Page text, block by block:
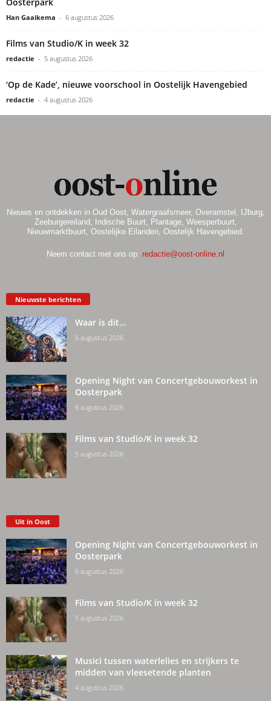
Han Gaaikema - 6 augustus 2026
Films van Studio/K in week 32
redactie - 5 augustus 2026
‘Op de Kade’, nieuwe voorschool in Oostelijk Havengebied
redactie - 4 augustus 2026
Nieuws en ontdekken in Oud Oost, Watergraafsmeer, Overamstel, IJburg,
Zeeburgereiland, Indische Buurt, Plantage, Weesperbuurt,
Nieuwmarktbuurt, Oostelijke Eilanden, Oostelijk Havengebied.
Neem contact met ons op: redactie@oost-online.nl
Nieuwste berichten
Waar is dit…
6 augustus 2026
Opening Night van Concertgebouworkest in
Oosterpark
6 augustus 2026
Films van Studio/K in week 32
5 augustus 2026
Uit in Oost
Opening Night van Concertgebouworkest in
Oosterpark
6 augustus 2026
Films van Studio/K in week 32
5 augustus 2026
Musici tussen waterlelies en strijkers te
midden van vleesetende planten
4 augustus 2026